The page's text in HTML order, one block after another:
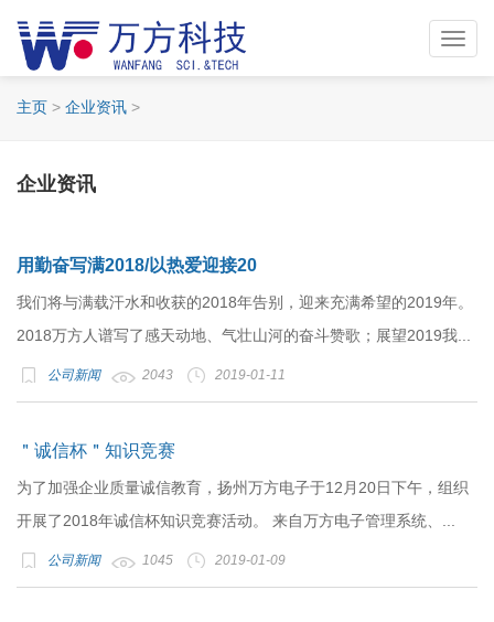
主页 > 企业资讯 >
企业资讯
用勤奋写满2018/以热爱迎接20
我们将与满载汗水和收获的2018年告别，迎来充满希望的2019年。
2018万方人谱写了感天动地、气壮山河的奋斗赞歌；展望2019我...
公司新闻 2043 2019-01-11
＂诚信杯＂知识竞赛
为了加强企业质量诚信教育，扬州万方电子于12月20日下午，组织
开展了2018年诚信杯知识竞赛活动。 来自万方电子管理系统、...
公司新闻 1045 2019-01-09